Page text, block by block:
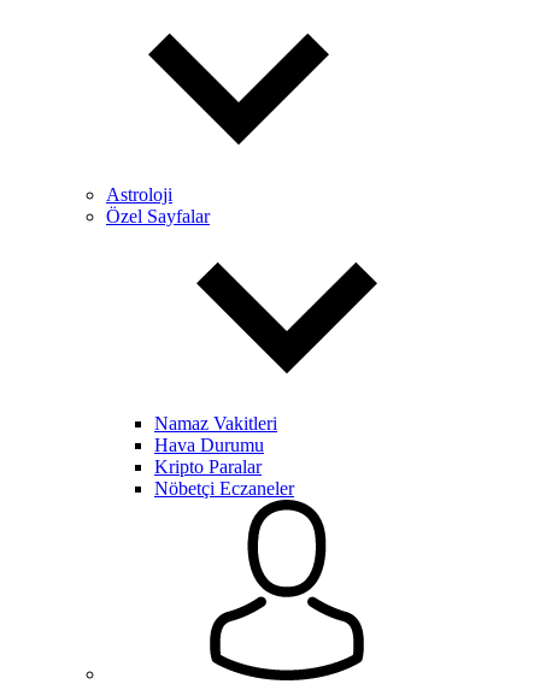
Astroloji
Özel Sayfalar
Namaz Vakitleri
Hava Durumu
Kripto Paralar
Nöbetçi Eczaneler